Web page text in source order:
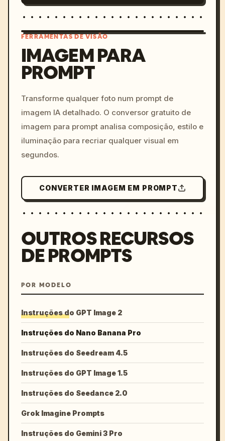
colors, 8k --v 6.0
FERRAMENTAS DE VISÃO
IMAGEM PARA
PROMPT
Transforme qualquer foto num prompt de
imagem IA detalhado. O conversor gratuito de
imagem para prompt analisa composição, estilo e
iluminação para recriar qualquer visual em
segundos.
CONVERTER IMAGEM EM PROMPT
OUTROS RECURSOS
DE PROMPTS
POR MODELO
Instruções do GPT Image 2
Instruções do Nano Banana Pro
Instruções do Seedream 4.5
Instruções do GPT Image 1.5
Instruções do Seedance 2.0
Grok Imagine Prompts
Instruções do Gemini 3 Pro